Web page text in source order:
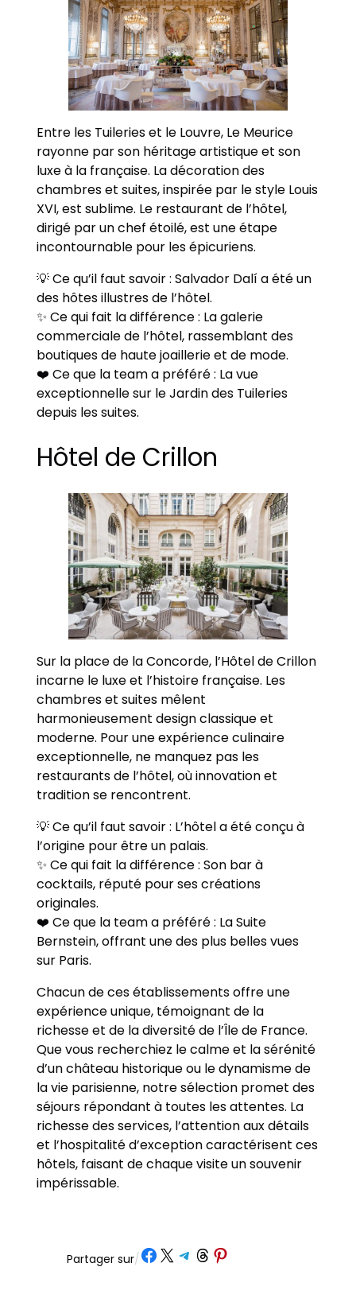
Entre les Tuileries et le Louvre, Le Meurice
rayonne par son héritage artistique et son
luxe à la française. La décoration des
chambres et suites, inspirée par le style Louis
XVI, est sublime. Le restaurant de l’hôtel,
dirigé par un chef étoilé, est une étape
incontournable pour les épicuriens.
💡 Ce qu’il faut savoir : Salvador Dalí a été un
des hôtes illustres de l’hôtel.
✨ Ce qui fait la différence : La galerie
commerciale de l’hôtel, rassemblant des
boutiques de haute joaillerie et de mode.
❤️ Ce que la team a préféré : La vue
exceptionnelle sur le Jardin des Tuileries
depuis les suites.
Hôtel de Crillon
Sur la place de la Concorde, l’Hôtel de Crillon
incarne le luxe et l’histoire française. Les
chambres et suites mêlent
harmonieusement design classique et
moderne. Pour une expérience culinaire
exceptionnelle, ne manquez pas les
restaurants de l’hôtel, où innovation et
tradition se rencontrent.
💡 Ce qu’il faut savoir : L’hôtel a été conçu à
l’origine pour être un palais.
✨ Ce qui fait la différence : Son bar à
cocktails, réputé pour ses créations
originales.
❤️ Ce que la team a préféré : La Suite
Bernstein, offrant une des plus belles vues
sur Paris.
Chacun de ces établissements offre une
expérience unique, témoignant de la
richesse et de la diversité de l’Île de France.
Que vous recherchiez le calme et la sérénité
d’un château historique ou le dynamisme de
la vie parisienne, notre sélection promet des
séjours répondant à toutes les attentes. La
richesse des services, l’attention aux détails
et l’hospitalité d’exception caractérisent ces
hôtels, faisant de chaque visite un souvenir
impérissable.
Partager sur/ Partager sur Facebook
Partager sur X Partager sur Telegram
Partager sur Threads
Partager sur Pinterest